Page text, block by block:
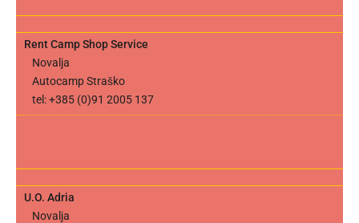
Rent Camp Shop Service
Novalja
Autocamp Straško
tel: +385 (0)91 2005 137
U.O. Adria
Novalja